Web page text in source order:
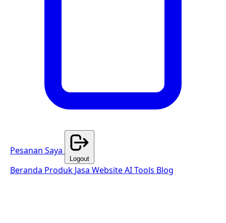
Pesanan Saya
Logout
Beranda Produk Jasa WebsiteAI Tools Blog